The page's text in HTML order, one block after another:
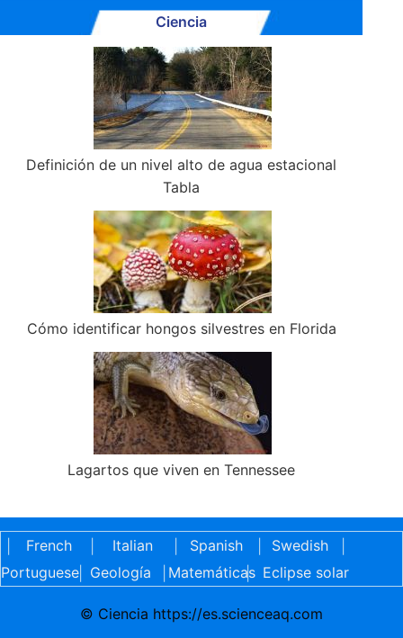
Ciencia
Definición de un nivel alto de agua estacional
Tabla
Cómo identificar hongos silvestres en Florida
Lagartos que viven en Tennessee
French Italian Spanish Swedish
Portuguese| Geología Matemáticas
| Eclipse solar
© Ciencia https://es.scienceaq.com